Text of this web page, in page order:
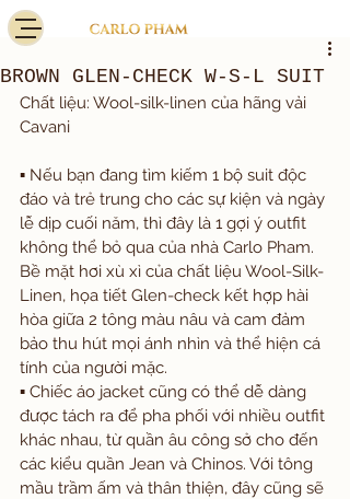
BROWN GLEN-CHECK W-S-L SUIT
Chất liệu: Wool-silk-linen của hãng vải
Cavani
▪️ Nếu bạn đang tìm kiếm 1 bộ suit độc
đáo và trẻ trung cho các sự kiện và ngày
lễ dịp cuối năm, thì đây là 1 gợi ý outfit
không thể bỏ qua của nhà Carlo Pham.
Bề mặt hơi xù xì của chất liệu Wool-Silk-
Linen, họa tiết Glen-check kết hợp hài
hòa giữa 2 tông màu nâu và cam đảm
bảo thu hút mọi ánh nhìn và thể hiện cá
tính của người mặc.
▪️ Chiếc áo jacket cũng có thể dễ dàng
được tách ra để pha phối với nhiều outfit
khác nhau, từ quần âu công sở cho đến
các kiểu quần Jean và Chinos. Với tông
mầu trầm ấm và thân thiện, đây cũng sẽ